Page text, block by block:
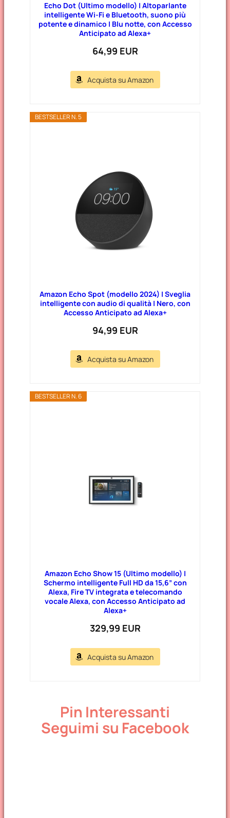
Echo Dot (Ultimo modello) | Altoparlante
intelligente Wi-Fi e Bluetooth, suono più
potente e dinamico | Blu notte, con Accesso
Anticipato ad Alexa+
64,99 EUR
Acquista su Amazon
BESTSELLER N. 5
Amazon Echo Spot (modello 2024) | Sveglia
intelligente con audio di qualità | Nero, con
Accesso Anticipato ad Alexa+
94,99 EUR
Acquista su Amazon
BESTSELLER N. 6
Amazon Echo Show 15 (Ultimo modello) |
Schermo intelligente Full HD da 15,6” con
Alexa, Fire TV integrata e telecomando
vocale Alexa, con Accesso Anticipato ad
Alexa+
329,99 EUR
Acquista su Amazon
Pin Interessanti
Seguimi su Facebook